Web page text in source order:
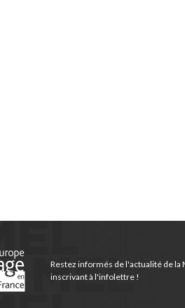
Restez informés de l'actualité de la
inscrivant à l'infolettre !